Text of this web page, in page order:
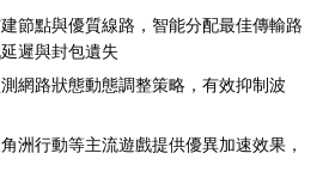
建節點與優質線路，智能分配最佳傳輸路
遲與封包遺失
測網路狀態動態調整策略，有效抑制波
角洲行動等主流遊戲提供優異加速效果，